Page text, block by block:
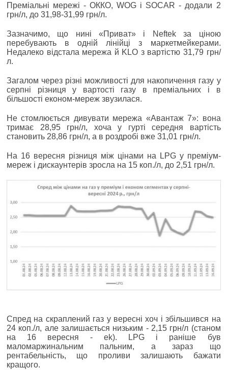
Преміальні мережі - ОККО, WOG і SOCAR - додали 2
грн/л, до 31,98-31,99 грн/л.
Зазначимо, що нині «Приват» і Neftek за ціною
перебувають в одній лінійці з маркетмейкерами.
Недалеко відстала мережа й KLO з вартістю 31,79 грн/
л.
Загалом через різні можливості для накопичення газу у
серпні різниця у вартості газу в преміальних і в
більшості економ-мереж звузилася.
Не стомлюється дивувати мережа «Авантаж 7»: вона
тримає 28,95 грн/л, хоча у гурті середня вартість
становить 28,86 грн/л, а в роздробі вже 31,01 грн/л.
На 16 вересня різниця між цінами на LPG у преміум-
мереж і дискаунтерів зросла на 15 коп./л, до 2,51 грн/л.
Спред на скраплений газ у вересні хоч і збільшився на
24 коп./л, але залишається низьким - 2,15 грн/л (станом
на 16 вересня - ek). LPG і раніше був
маломаржинальним пальним, а зараз що
рентабельність, що проливи залишають бажати
кращого.